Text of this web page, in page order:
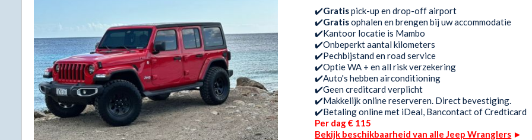
✔️Gratispick-up en drop-off airport
✔️Gratisophalen en brengen bij uw accommodatie
✔️Kantoor locatie is Mambo
✔️Onbeperkt aantal kilometers
✔️Pechbijstand en road service
✔️Optie WA + en all risk verzekering
✔️Auto's hebben airconditioning
✔️Geen creditcard verplicht
✔️Makkelijk online reserveren. Direct bevestiging.
✔️Betaling online met iDeal, Bancontact of Credticard
Per dag € 115
Bekijk beschikbaarheid van alle Jeep Wranglers ►